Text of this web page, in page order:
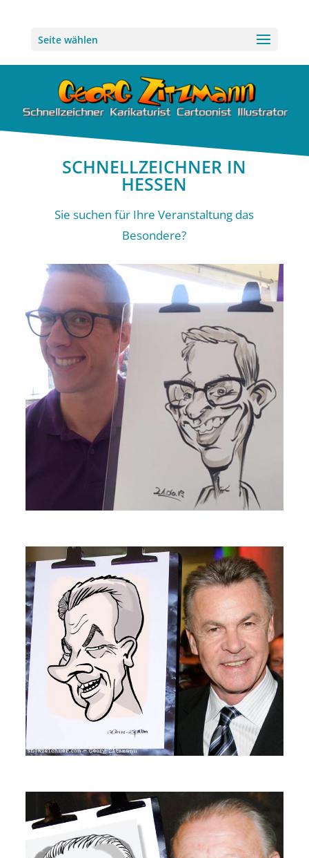
Seite wählen
SCHNELLZEICHNER IN
HESSEN
Sie suchen für Ihre Veranstaltung das
Besondere?